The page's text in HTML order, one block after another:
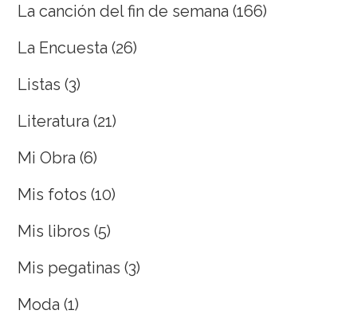
La canción del fin de semana (166)
La Encuesta (26)
Listas (3)
Literatura (21)
Mi Obra (6)
Mis fotos (10)
Mis libros (5)
Mis pegatinas (3)
Moda (1)